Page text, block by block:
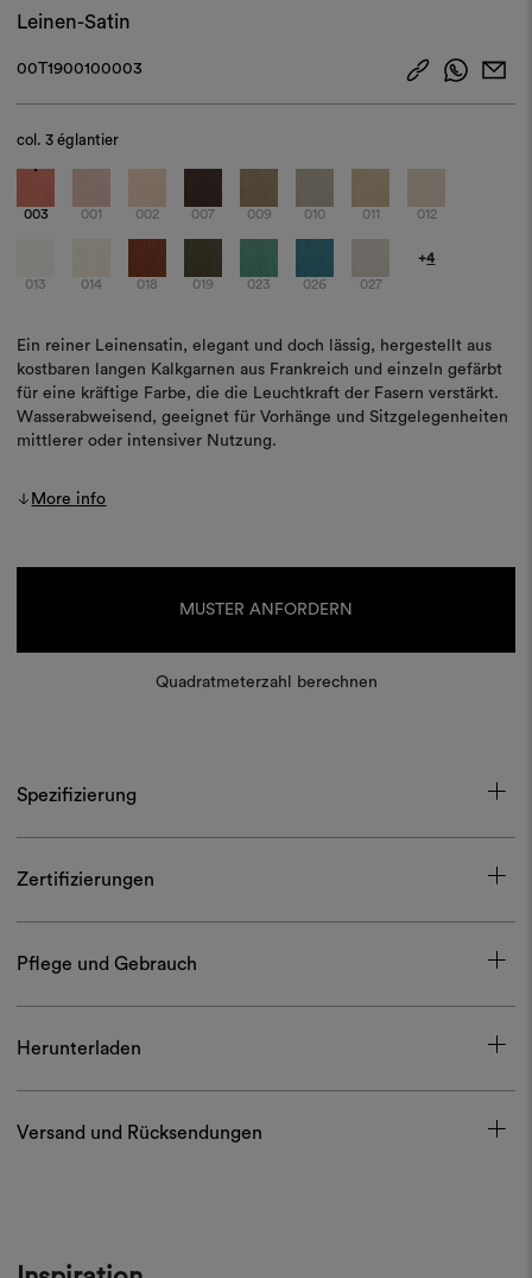
Leinen-Satin
00T1900100003
col.3 églantier
003 001 002 007 009 010 011 012
013 014 018 019 023 026 027
+4
Ein reiner Leinensatin, elegant und doch lässig, hergestellt aus
kostbaren langen Kalkgarnen aus Frankreich und einzeln gefärbt
für eine kräftige Farbe, die die Leuchtkraft der Fasern verstärkt.
Wasserabweisend, geeignet für Vorhänge und Sitzgelegenheiten
mittlerer oder intensiver Nutzung.
More info
MUSTER ANFORDERN
Quadratmeterzahl berechnen
Spezifizierung
Zertifizierungen
Pflege und Gebrauch
Herunterladen
Versand und Rücksendungen